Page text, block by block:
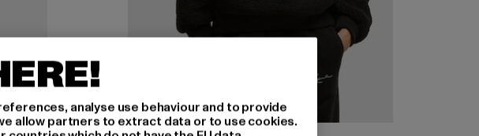
Ladies METAMORPHOSE V.2 Heavy Oversized Hoody
analyse use behaviour and to provide
allow partners to extract data or to use cookies.